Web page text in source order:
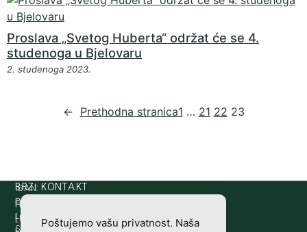
Proslava „Svetog Huberta“ održat će se 4.
studenoga u Bjelovaru
2. studenoga 2023.
← Prethodna stranica1 … 21 22 23
HRVATSKI
LOVAČKI
IBAN:
HR8124020061100501497
SWIFT/BIC
BRZI KONTAKT
Prijava štete:
Lovne iskaznice:
rh.moc.slh
@acinzaksi
Poštujemo vašu privatnost. Naša